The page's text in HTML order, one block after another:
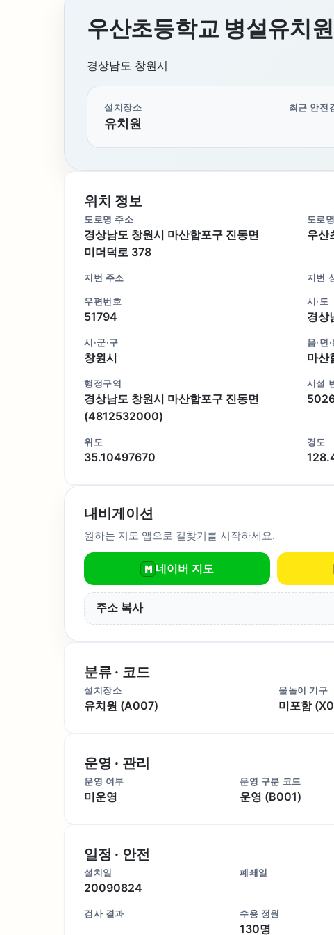
우산초등학교 병설유치
경상남도 창원시
설치장소
유치원
최근 안전
위치 정보
도로명 주소
경상남도 창원시 마산합포구 진동면
미더덕로 378
도로
우산
지번 주소 지번
우편번호
51794
시·도
경상
시·군·구
창원시
읍·면
마산
행정구역
경상남도 창원시 마산합포구 진동면
(4812532000)
시설
위도
35.10497670
경도
내비게이션
원하는 지도 앱으로 길찾기를 시작하세요.
네이버 지도
주소 복사
분류 · 코드
설치장소
유치원 (A007)
물놀이 기구
미포함
운영 · 관리
운영 여부
미운영
운영 구분 코드
운영 (B001)
일정 · 안전
설치일
20090824
폐쇄일
검사 결과 수용 정원
130명